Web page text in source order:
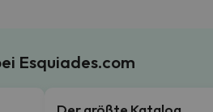
Esquiades.com